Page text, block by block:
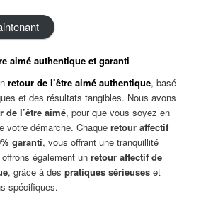
aimé authentique et garanti
retour de l’être aimé authentique, basé
et des résultats tangibles. Nous avons
de l’être aimé, pour que vous soyez en
votre démarche. Chaqueretouraffectif
garanti, vous offrant une tranquillité
offrons également unretouraffectif de
, grâce à despratiques sérieuses et
spécifiques.